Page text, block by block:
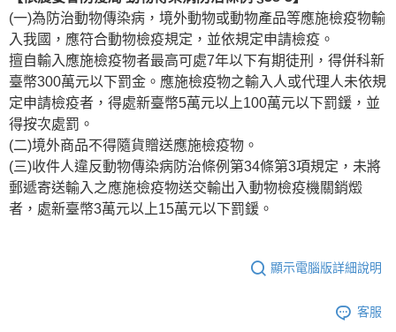
(一)為防治動物傳染病，境外動物或動物產品等應施檢疫物輸
入我國，應符合動物檢疫規定，並依規定申請檢疫。
擅自輸入應施檢疫物者最高可處7年以下有期徒刑，得併科新
臺幣300萬元以下罰金。應施檢疫物之輸入人或代理人未依規
定申請檢疫者，得處新臺幣5萬元以上100萬元以下罰鍰，並
得按次處罰。
(二)境外商品不得隨貨贈送應施檢疫物。
(三)收件人違反動物傳染病防治條例第34條第3項規定，未將
郵遞寄送輸入之應施檢疫物送交輸出入動物檢疫機關銷燬
者，處新臺幣3萬元以上15萬元以下罰鍰。
顯示電腦版詳細說明
客服